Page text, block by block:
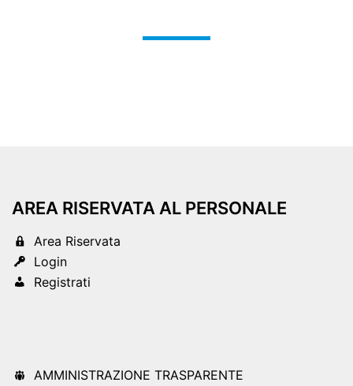
AREA RISERVATA AL PERSONALE
Area Riservata
Login
Registrati
AMMINISTRAZIONE TRASPARENTE